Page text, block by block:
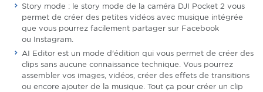
Story mode : le story mode de la caméra DJI Pocket 2 vous
permet de créer des petites vidéos avec musique intégrée
que vous pourrez facilement partager sur Facebook
ou Instagram.
AI Editor est un mode d'édition qui vous permet de créer des
clips sans aucune connaissance technique. Vous pourrez
assembler vos images, vidéos, créer des effets de transitions
ou encore ajouter de la musique. Tout ça pour créer un clip